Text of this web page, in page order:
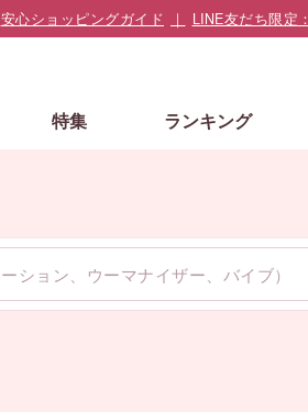
特集 ランキング
安心ショッピングガイド LINE友だち限定